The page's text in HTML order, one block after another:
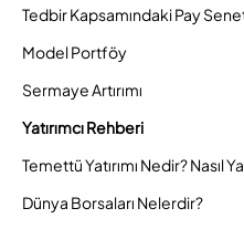
Tedbir Kapsamındaki Pay
Model Portföy
Sermaye Artırımı
Yatırımcı Rehberi
Temettü Yatırımı Nedir? Nasıl
Dünya Borsaları Nelerdir?